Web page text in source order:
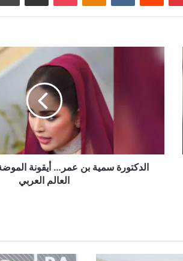
ل
س
م
ر
الدكتورة سمية بن عمر… أيقونة
العالم العربي